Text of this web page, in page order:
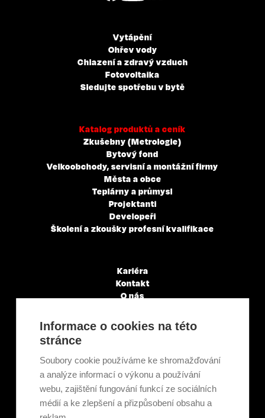
Vytápění
Ohřev vody
Chlazení a zdravý vzduch
Fotovoltaika
Sledujte spotřebu v bytě
Katalog produktů a ceník
Zkušebny (Metrologie)
Bytový fond
Velkoobchody, servisní a montážní firmy
Města a obce
Teplárny a průmysl
Projektanti
Developeři
Školení a zkoušky profesní kvalifikace
Kariéra
Kontakt
O nás
Články a novinky
GDPR & Cookies
Ekologická recyklace
Projekty EU
Intranet - Přihlášení
Přihlášení
Informace o cookies na této
stránce
Soubory cookie používáme ke shromažďování
a analýze informací o výkonu a používání
webu, zajištění fungování funkcí ze sociálních
médií a ke zlepšení a přizpůsobení obsahu a